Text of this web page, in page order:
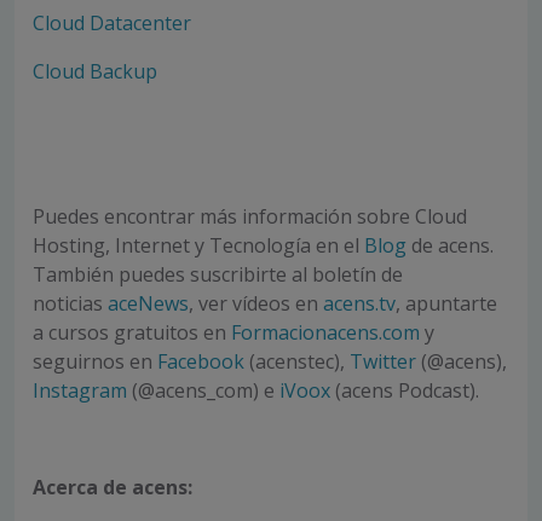
Cloud Datacenter
Cloud Backup
Puedes encontrar más información sobre Cloud
Hosting, Internet y Tecnología en el Blog de acens.
También puedes suscribirte al boletín de
noticias aceNews, ver vídeos en acens.tv, apuntarte
a cursos gratuitos en Formacionacens.com y
seguirnos en Facebook (acenstec), Twitter (@acens),
Instagram (@acens_com) e iVoox (acens Podcast).
Acerca de acens: